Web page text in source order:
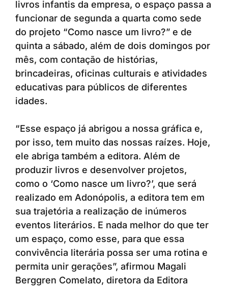
livros infantis da empresa, o espaço passa a
funcionar de segunda a quarta como sede
do projeto “Como nasce um livro?” e de
quinta a sábado, além de dois domingos por
mês, com contação de histórias,
brincadeiras, oficinas culturais e atividades
educativas para públicos de diferentes
idades.
“Esse espaço já abrigou a nossa gráfica e,
por isso, tem muito das nossas raízes. Hoje,
ele abriga também a editora. Além de
produzir livros e desenvolver projetos,
como o ‘Como nasce um livro?’, que será
realizado em Adonópolis, a editora tem em
sua trajetória a realização de inúmeros
eventos literários. E nada melhor do que ter
um espaço, como esse, para que essa
convivência literária possa ser uma rotina e
permita unir gerações”, afirmou Magali
Berggren Comelato, diretora da Editora